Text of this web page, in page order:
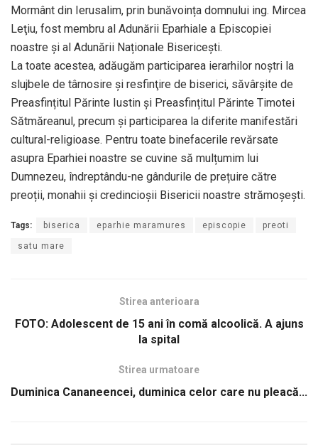
Mormânt din Ierusalim, prin bunăvoința domnului ing. Mircea
Leţiu, fost membru al Adunării Eparhiale a Episcopiei
noastre și al Adunării Naționale Bisericești.
La toate acestea, adăugăm participarea ierarhilor noștri la
slujbele de târnosire și resfinţire de biserici, săvârșite de
Preasfințitul Părinte Iustin și Preasfințitul Părinte Timotei
Sătmăreanul, precum și participarea la diferite manifestări
cultural-religioase. Pentru toate binefacerile revărsate
asupra Eparhiei noastre se cuvine să mulțumim lui
Dumnezeu, îndreptându-ne gândurile de prețuire către
preoții, monahii și credincioșii Bisericii noastre strămoșești.
Tags: biserica eparhie maramures episcopie preoti
satu mare
Stirea anterioara
FOTO: Adolescent de 15 ani în comă alcoolică. A ajuns
la spital
Stirea urmatoare
Duminica Cananeencei, duminica celor care nu pleacă...